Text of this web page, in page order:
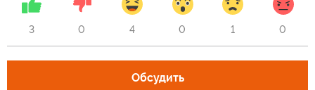
3 0 4 0 1 0
Обсудить